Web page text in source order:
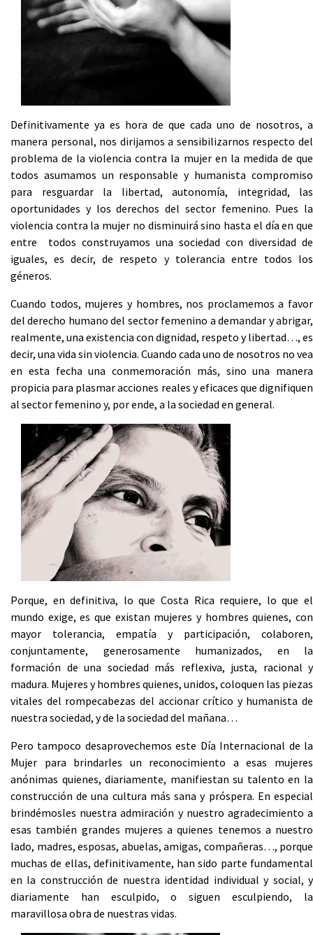
Definitivamente ya es hora de que cada uno de nosotros, a
manera personal, nos dirijamos a sensibilizarnos respecto del
problema de la violencia contra la mujer en la medida de que
todos asumamos un responsable y humanista compromiso
para resguardar la libertad, autonomía, integridad, las
oportunidades y los derechos del sector femenino. Pues la
violencia contra la mujer no disminuirá sino hasta el día en que
entre todos construyamos una sociedad con diversidad de
iguales, es decir, de respeto y tolerancia entre todos los
géneros.
Cuando todos, mujeres y hombres, nos proclamemos a favor
del derecho humano del sector femenino a demandar y abrigar,
realmente, una existencia con dignidad, respeto y libertad…, es
decir, una vida sin violencia. Cuando cada uno de nosotros no vea
en esta fecha una conmemoración más, sino una manera
propicia para plasmar acciones reales y eficaces que dignifiquen
al sector femenino y, por ende, a la sociedad en general.
Porque, en definitiva, lo que Costa Rica requiere, lo que el
mundo exige, es que existan mujeres y hombres quienes, con
mayor tolerancia, empatía y participación, colaboren,
conjuntamente, generosamente humanizados, en la
formación de una sociedad más reflexiva, justa, racional y
madura. Mujeres y hombres quienes, unidos, coloquen las piezas
vitales del rompecabezas del accionar crítico y humanista de
nuestra sociedad, y de la sociedad del mañana…
Pero tampoco desaprovechemos este Día Internacional de la
Mujer para brindarles un reconocimiento a esas mujeres
anónimas quienes, diariamente, manifiestan su talento en la
construcción de una cultura más sana y próspera. En especial
brindémosles nuestra admiración y nuestro agradecimiento a
esas también grandes mujeres a quienes tenemos a nuestro
lado, madres, esposas, abuelas, amigas, compañeras…, porque
muchas de ellas, definitivamente, han sido parte fundamental
en la construcción de nuestra identidad individual y social, y
diariamente han esculpido, o siguen esculpiendo, la
maravillosa obra de nuestras vidas.